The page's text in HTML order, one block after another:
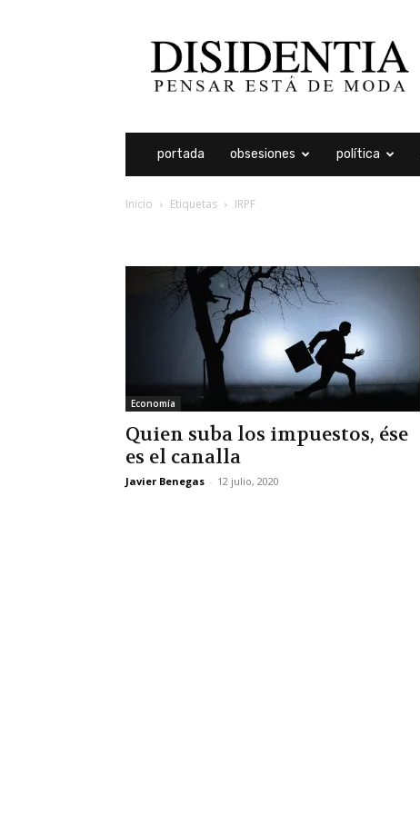
portada obsesiones política
Inicio Etiquetas IRPF
Economía
Quien suba los impuestos, ése
es el canalla
Javier Benegas - 12 julio, 2020